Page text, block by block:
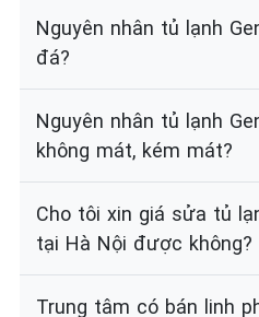
Nguyên nhân tủ lạnh
đá?
Nguyên nhân tủ lạnh
không mát, kém mát?
Cho tôi xin giá sửa tủ
tại Hà Nội được không?
Trung tâm có bán linh